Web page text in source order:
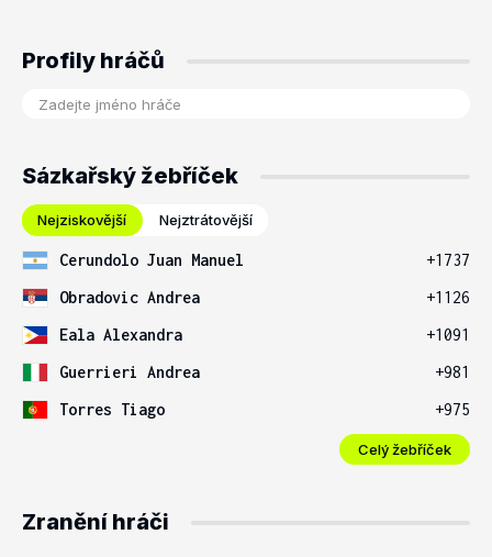
Profily hráčů
Sázkařský žebříček
Nejziskovější Nejztrátovější
Cerundolo Juan Manuel
+1737
Obradovic Andrea
+1126
Eala Alexandra
+1091
Guerrieri Andrea
+981
Torres Tiago
+975
Celý žebříček
Zranění hráči